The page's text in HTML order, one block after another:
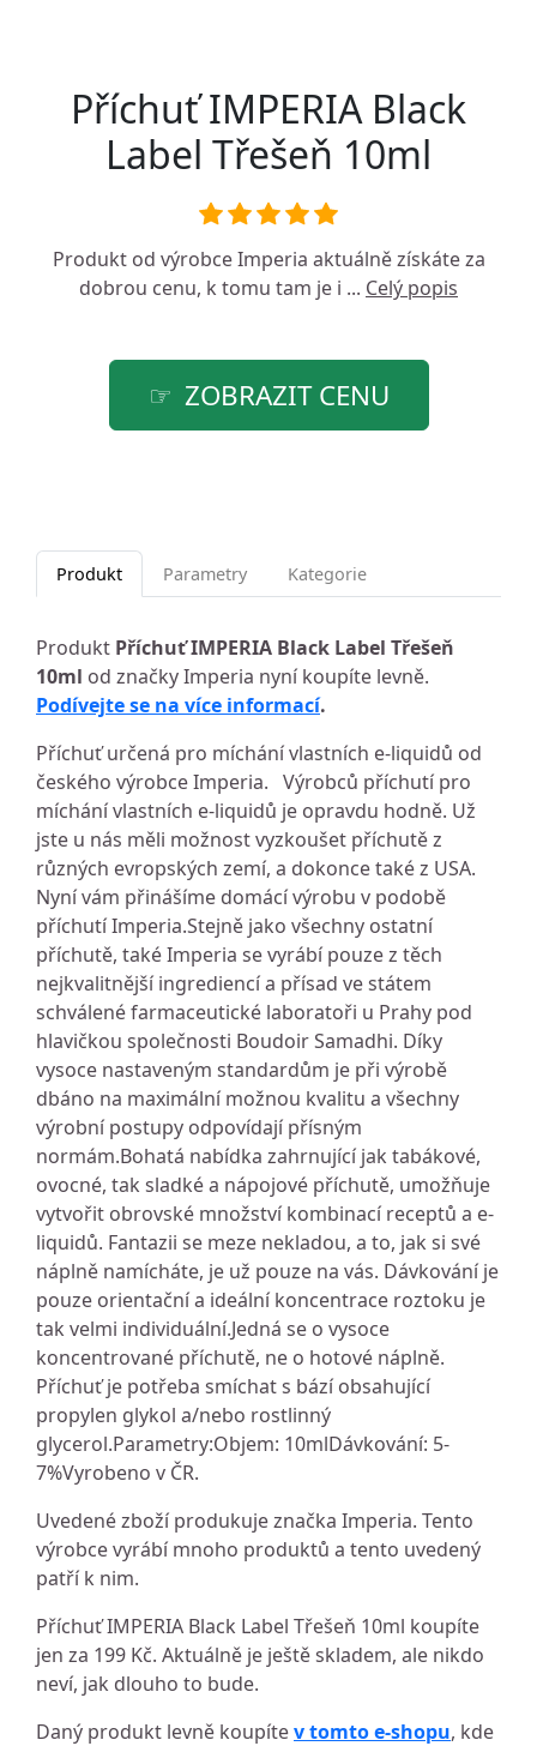
Příchuť IMPERIA Black
Label Třešeň 10ml
Produkt od výrobceImperia aktuálně získáte za
dobrou cenu, k tomu tam je i ... Celý popis
ZOBRAZIT CENU
Produkt Parametry Kategorie
Produkt Příchuť IMPERIA Black Label Třešeň
10ml od značky Imperia nyní koupíte levně.
Podívejte se na více informací.
Příchuť určená pro míchání vlastních e-liquidů od
českého výrobce Imperia. Výrobců příchutí pro
míchání vlastních e-liquidů je opravdu hodně. Už
jste u nás měli možnost vyzkoušet příchutě z
různých evropských zemí, a dokonce také z USA.
Nyní vám přinášíme domácí výrobu v podobě
příchutí Imperia.Stejně jako všechny ostatní
příchutě, také Imperia se vyrábí pouze z těch
nejkvalitnější ingrediencí a přísad ve státem
schválené farmaceutické laboratoři u Prahy pod
hlavičkou společnosti Boudoir Samadhi. Díky
vysoce nastaveným standardům je při výrobě
dbáno na maximální možnou kvalitu a všechny
výrobní postupy odpovídají přísným
normám.Bohatá nabídka zahrnující jak tabákové,
ovocné, tak sladké a nápojové příchutě, umožňuje
vytvořit obrovské množství kombinací receptů a e-
liquidů. Fantazii se meze nekladou, a to, jak si své
náplně namícháte, je už pouze na vás. Dávkování je
pouze orientační a ideální koncentrace roztoku je
tak velmi individuální.Jedná se o vysoce
koncentrované příchutě, ne o hotové náplně.
Příchuť je potřeba smíchat s bází obsahující
propylen glykol a/nebo rostlinný
glycerol.Parametry:Objem: 10mlDávkování: 5-
7%Vyrobeno v ČR.
Uvedené zboží produkuje značka Imperia. Tento
výrobce vyrábí mnoho produktů a tento uvedený
patří k nim.
Příchuť IMPERIA Black Label Třešeň 10ml koupíte
jen za 199 Kč. Aktuálně je ještě skladem, ale nikdo
neví, jak dlouho to bude.
Daný produkt levně koupítev tomto e-shopu, kde